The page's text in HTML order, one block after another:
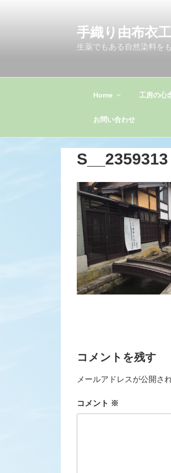
ス
手織り由布衣
生薬でもある自然染料を
Home 工房の心
お問い合わせ
S__2359313
コメントを残す
メールアドレスが公開さ
コメント ※